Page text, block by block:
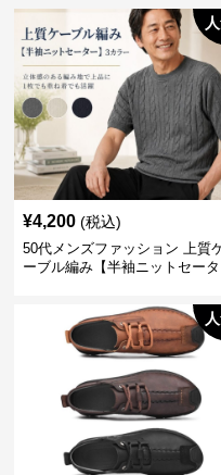
¥4,200 (税込)
50代メンズファッション 上質
ーブル編み【半袖ニットセータ